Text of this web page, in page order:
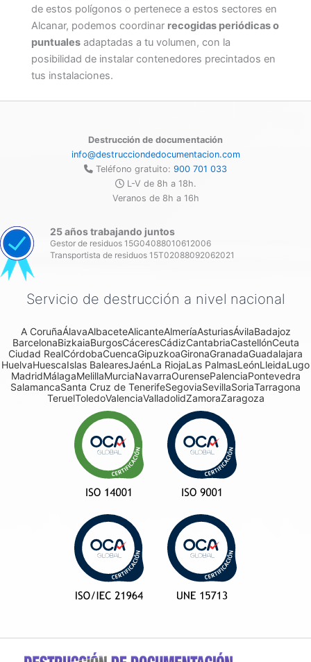
de estos polígonos o pertenece a estos sectores en
Alcanar, podemos coordinar recogidas periódicas o
puntuales adaptadas a tu volumen, con la
posibilidad de instalar contenedores precintados en
tus instalaciones.
Destrucción de documentación
info@destrucciondedocumentacion.com
Teléfono gratuito: 900 701 033
L-V de 8h a 18h.
Veranos de 8h a 16h
25 años trabajando juntos
Gestor de residuos 15G04088010612006
Transportista de residuos 15T02088092062021
Servicio de destrucción a nivel nacional
A CoruñaÁlavaAlbaceteAlicanteAlmeríaAsturiasÁvilaBadajoz
BarcelonaBizkaiaBurgosCáceresCádizCantabriaCastellónCeuta
Ciudad RealCórdobaCuencaGipuzkoaGironaGranadaGuadalajara
HuelvaHuescaIslas BalearesJaénLa RiojaLas PalmasLeónLleidaLugo
MadridMálagaMelillaMurciaNavarraOurensePalenciaPontevedra
SalamancaSanta Cruz de TenerifeSegoviaSevillaSoriaTarragona
TeruelToledoValenciaValladolidZamoraZaragoza